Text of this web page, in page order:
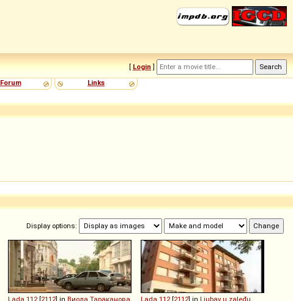
[ Login ]
Forum Links
Display options:
Lada 112 [2112] in Виола Тараканова Lada 112 [2112] in Ljubav u zaleđu